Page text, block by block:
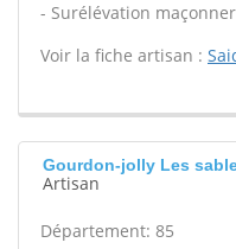
- Surélévation
Voir la fiche artisan :
Gourdon-jolly Les
Artisan
Département: 85